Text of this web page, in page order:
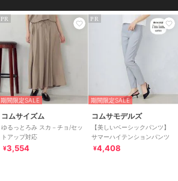
PR
期間限定SALE
コムサイズム
ゆるっとろみ スカ－チョ/セッ
トアップ対応
¥3,554
PR
期間限定SALE
コムサモデルズ
【美しいベーシックパンツ】
サマーハイテンションパンツ
¥4,408